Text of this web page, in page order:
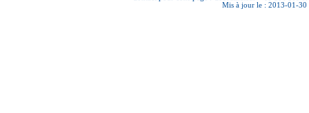
Mis à jour le : 2013-01-30